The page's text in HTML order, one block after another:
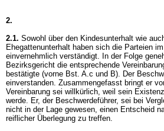
2.
2.1. Sowohl über den Kindesunterhalt wie
Ehegattenunterhalt haben sich die Parteien
einvernehmlich verständigt. In der Folge
Bezirksgericht die entsprechende
bestätigte (vorne Bst. A.c und B). Der
einverstanden. Zusammengefasst bringt er
Vereinbarung sei willkürlich, weil sein
werde. Er, der Beschwerdeführer, sei bei
nicht in der Lage gewesen, einen Entscheid
reiflicher Überlegung zu treffen.